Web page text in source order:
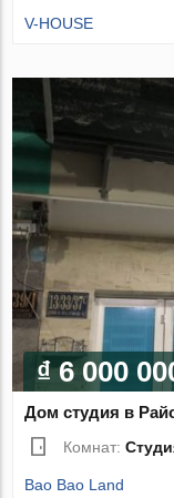
V-HOUSE
₫ 6 000
Дом студия в
Комнат:
Bao Bao Land